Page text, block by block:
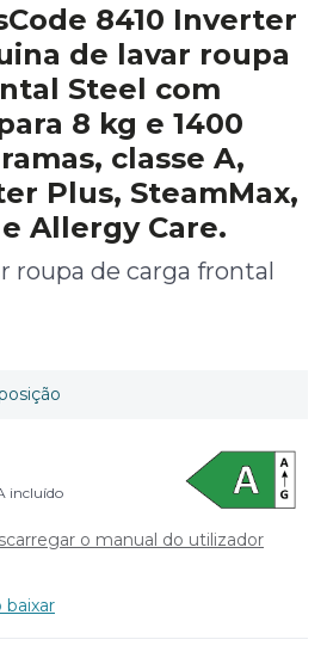
8410 Inverter
de lavar roupa
Steel com
8 kg e 1400
classe A,
Plus, SteamMax,
Allergy Care.
roupa de carga frontal
incluído
o manual do utilizador
baixar